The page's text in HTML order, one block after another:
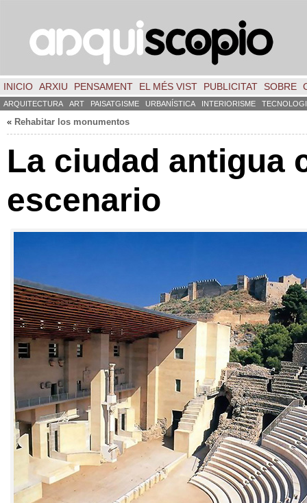
INICIO ARXIU PENSAMENT EL MÉS VIST PUBLICITAT SOBRE
ARQUITECTURA ART PAISATGISME URBANÍSTICA INTERIORISME
« Rehabitar los monumentos
La ciudad antigua
escenario